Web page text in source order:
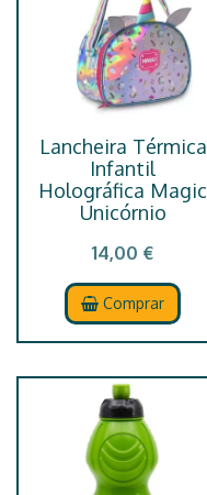
Lancheira Térmica
Infantil
Holográfica Magic
Unicórnio
14,00 €
Comprar